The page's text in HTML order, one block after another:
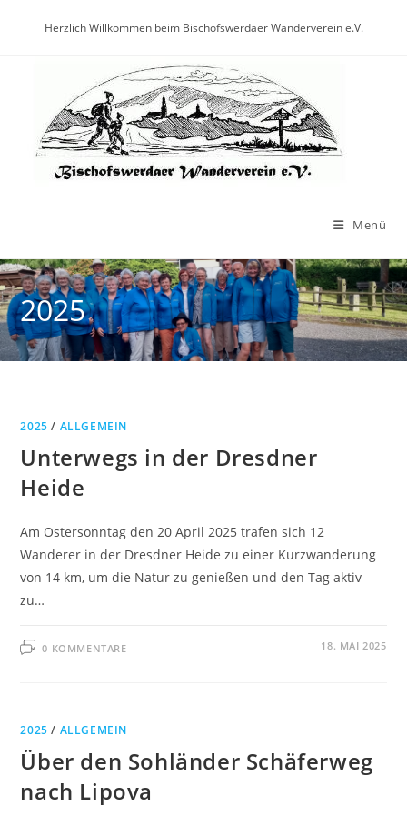
Herzlich Willkommen beim Bischofswerdaer Wanderverein e.V.
Menü
2025
2025 / ALLGEMEIN
Unterwegs in der Dresdner
Heide
Am Ostersonntag den 20 April 2025 trafen sich 12
Wanderer in der Dresdner Heide zu einer Kurzwanderung
von 14 km, um die Natur zu genießen und den Tag aktiv
zu…
0 KOMMENTARE 18. MAI 2025
2025 / ALLGEMEIN
Über den Sohländer Schäferweg
nach Lipova